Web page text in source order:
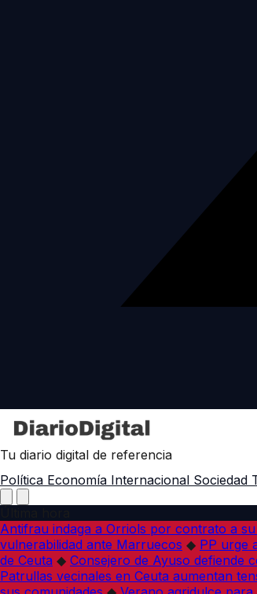
Tu diario digital de referencia
Política Economía Internacional Sociedad
Antifrau indaga a Orriols por contrato a
vulnerabilidad ante Marruecos ◆ PP urge
de Ceuta ◆ Consejero de Ayuso defiende
Patrullas vecinales en Ceuta aumentan